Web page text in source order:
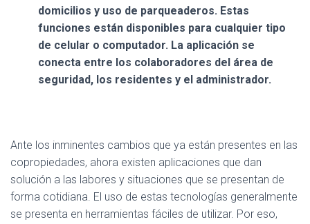
domicilios y uso de parqueaderos. Estas
funciones están disponibles para cualquier tipo
de celular o computador. La aplicación se
conecta entre los colaboradores del área de
seguridad, los residentes y el administrador.
Ante los inminentes cambios que ya están presentes en las
copropiedades, ahora existen aplicaciones que dan
solución a las labores y situaciones que se presentan de
forma cotidiana. El uso de estas tecnologías generalmente
se presenta en herramientas fáciles de utilizar. Por eso,